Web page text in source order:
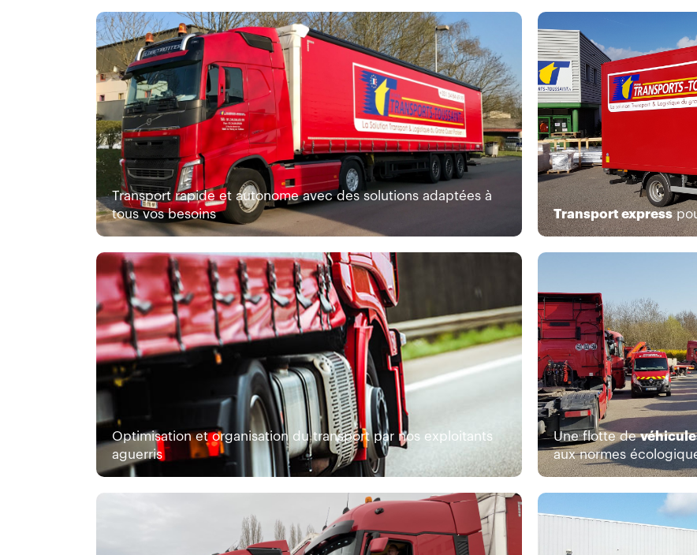
Transport rapide et autonome avec des solutions adaptées à
tous vos besoins
Transport express
Optimisation et organisation du transport par nos exploitants
aguerris
Une flotte de
aux normes